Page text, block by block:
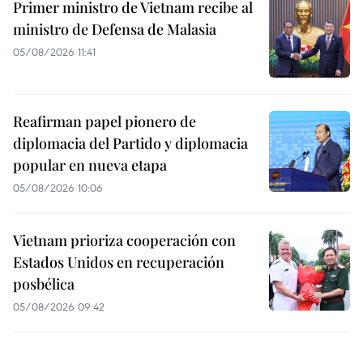
Primer ministro de Vietnam recibe al
ministro de Defensa de Malasia
05/08/2026 11:41
Reafirman papel pionero de
diplomacia del Partido y diplomacia
popular en nueva etapa
05/08/2026 10:06
Vietnam prioriza cooperación con
Estados Unidos en recuperación
posbélica
05/08/2026 09:42